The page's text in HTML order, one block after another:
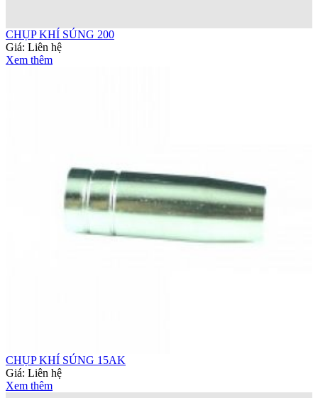
CHỤP KHÍ SÚNG 200
Giá: Liên hệ
Xem thêm
CHỤP KHÍ SÚNG 15AK
Giá: Liên hệ
Xem thêm